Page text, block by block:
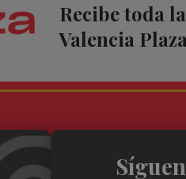
Recibe toda
Valencia